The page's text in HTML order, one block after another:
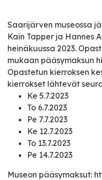
Saarijärven museossa
Kain Tapper ja Hannes
heinäkuussa 2023.
mukaan pääsymaksun
Opastetun kierroksen
kierrokset lähtevät
Ke 5.7.2023
To 6.7.2023
Pe 7.7.2023
Ke 12.7.2023
To 13.7.2023
Pe 14.7.2023
Museon pääsymaksut: